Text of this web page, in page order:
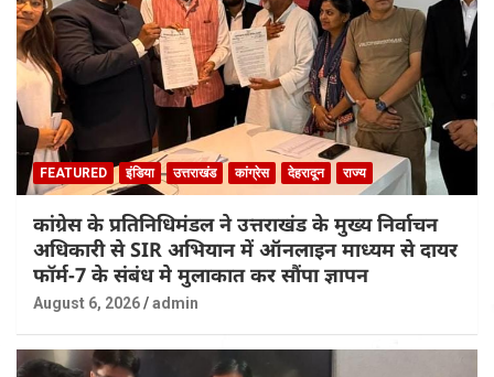
FEATURED इंडिया उत्तराखंड कांग्रेस देहरादून राज्य
कांग्रेस के प्रतिनिधिमंडल ने उत्तराखंड के मुख्य निर्वाचन
अधिकारी से SIR अभियान में ऑनलाइन माध्यम से दायर
फॉर्म-7 के संबंध मे मुलाकात कर सौंपा ज्ञापन
August 6, 2026 admin